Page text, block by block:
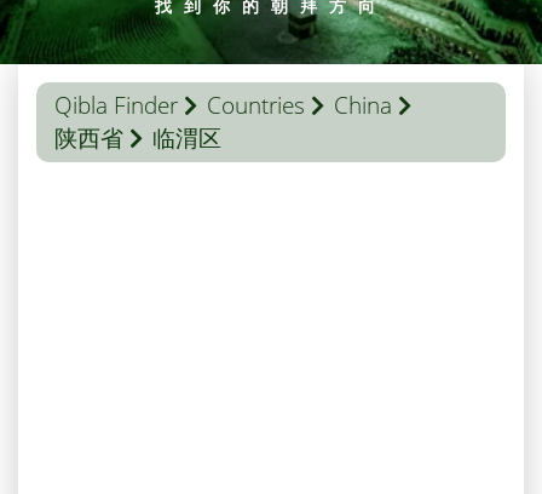
找到你的朝拜方向
Qibla Finder Countries
China
陕西省
临渭区